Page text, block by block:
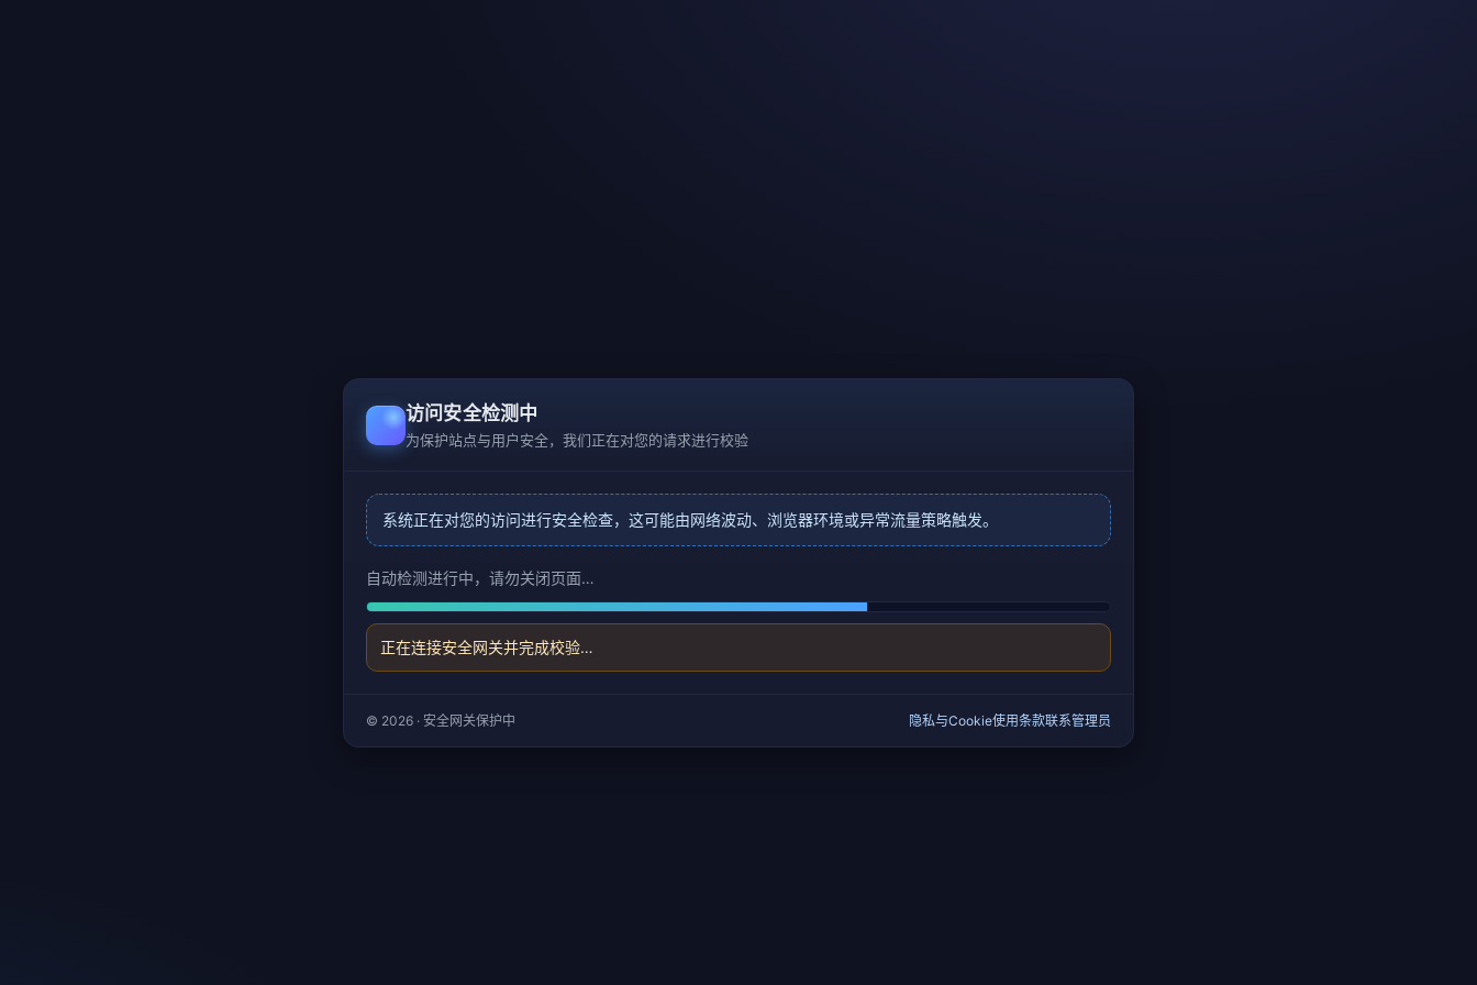
访问安全检测中
为保护站点与用户安全，我们正在对您的请求进行校验
系统正在对您的访问进行安全检查，这可能由网络波动、浏览器环境或异常流量策略触发。
自动检测进行中，请勿关闭页面…
正在连接安全网关并完成校验…
© 2026 · 安全网关保护中 隐私与Cookie使用条款联系管理员